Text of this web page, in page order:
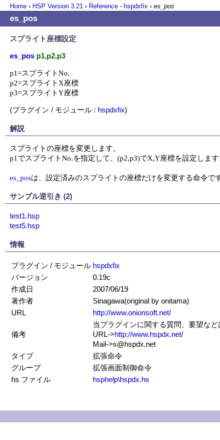
Home › HSP Version 3.21 › Reference - hspdxfix › es_pos
es_pos
スプライト座標設定
es_pos p1,p2,p3
p1=スプライトNo.
p2=スプライトX座標
p3=スプライトY座標
(プラグイン / モジュール : hspdxfix)
解説
スプライトの座標を変更します。
p1でスプライトNo.を指定して、(p2,p3)でX,Y座標を設定します
es_posは、設定済みのスプライトの座標だけを変更する命令です
サンプル逆引き (2)
test1.hsp
test5.hsp
情報
プラグイン / モジュール hspdxfix
バージョン
0.19c
作成日
2007/06/19
著作者
Sinagawa(original by onitama)
URL
http://www.onionsoft.net/
備考
当プラグインに関する質問、要望など
URL->http://www.hspdx.net/
Mail->s@hspdx.net
タイプ
拡張命令
グループ
拡張画面制御命令
hs ファイル
hsphelp\hspdx.hs